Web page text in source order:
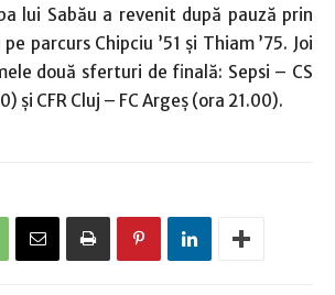
lui Sabău a revenit după pauză prin
parcurs Chipciu ’51 şi Thiam ’75. Joi
două sferturi de finală: Sepsi – CS
şi CFR Cluj – FC Argeş (ora 21.00).